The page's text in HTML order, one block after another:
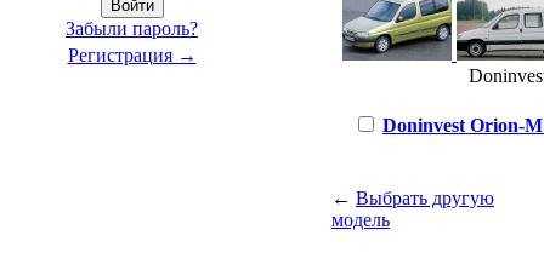
Забыли пароль?
Регистрация →
Doninvest Orion-M
← Выбрать другую
модель